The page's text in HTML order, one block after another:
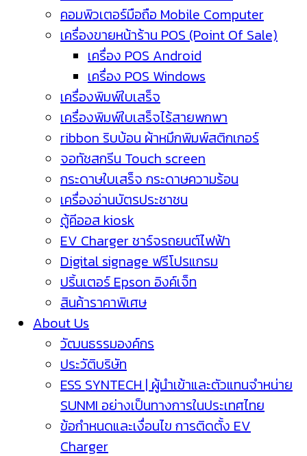
คอมพิวเตอร์มือถือ Mobile Computer
เครื่องขายหน้าร้าน POS (Point Of Sale)
เครื่อง POS Android
เครื่อง POS Windows
เครื่องพิมพ์ใบเสร็จ
เครื่องพิมพ์ใบเสร็จไร้สายพกพา
ribbon ริบบ้อน ผ้าหมึกพิมพ์สติกเกอร์
จอทัชสกรีน Touch screen
กระดาษใบเสร็จ กระดาษความร้อน
เครื่องอ่านบัตรประชาชน
ตู้คีออส kiosk
EV Charger ชาร์จรถยนต์ไฟฟ้า
Digital signage ฟรีโปรแกรม
ปริ้นเตอร์ Epson อิงค์เจ็ท
สินค้าราคาพิเศษ
About Us
วัฒนธรรมองค์กร
ประวัติบริษัท
ESS SYNTECH | ผู้นำเข้าและตัวแทนจำหน่าย
SUNMI อย่างเป็นทางการในประเทศไทย
ข้อกำหนดและเงื่อนไข การติดตั้ง EV
Charger